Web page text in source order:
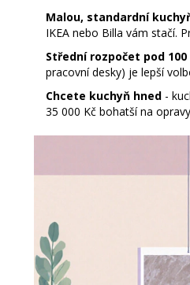
Malou, standardní
IKEA nebo Billa vám stačí.
Střední rozpočet pod 100
pracovní desky) je lepší
Chcete kuchyň hned -
35 000 Kč bohatší na